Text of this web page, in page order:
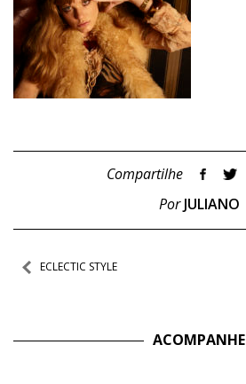
Compartilhe
PorJULIANO
Navegação
ECLECTIC STYLE
ACOMPANHE